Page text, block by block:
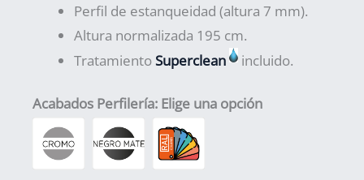
Perfil de estanqueidad (altura 7 mm).
Altura normalizada 195 cm.
TratamientoSuperclean incluido.
Acabados Perfilería: Elige una opción